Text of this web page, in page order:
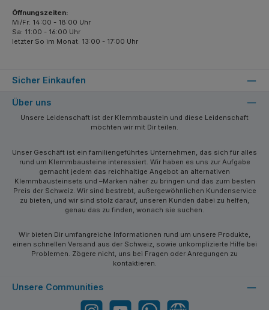
Sicher Einkaufen
Öffnungszeiten:
Mi/Fr: 14:00 - 18:00 Uhr
Sa: 11:00 - 16:00 Uhr
letzter So im Monat: 13:00 - 17:00 Uhr
Über uns
Unsere Leidenschaft ist der Klemmbaustein und diese Leidenschaft
möchten wir mit Dir teilen.
Unser Geschäft ist ein familiengeführtes Unternehmen, das sich für alles
rund um Klemmbausteine interessiert. Wir haben es uns zur Aufgabe
gemacht jedem das reichhaltige Angebot an alternativen
Klemmbausteinsets und –Marken näher zu bringen und das zum besten
Preis der Schweiz. Wir sind bestrebt, außergewöhnlichen Kundenservice
zu bieten, und wir sind stolz darauf, unseren Kunden dabei zu helfen,
genau das zu finden, wonach sie suchen.
Wir bieten Dir umfangreiche Informationen rund um unsere Produkte,
einen schnellen Versand aus der Schweiz, sowie unkomplizierte Hilfe bei
Problemen. Zögere nicht, uns bei Fragen oder Anregungen zu
kontaktieren.
Unsere Communities